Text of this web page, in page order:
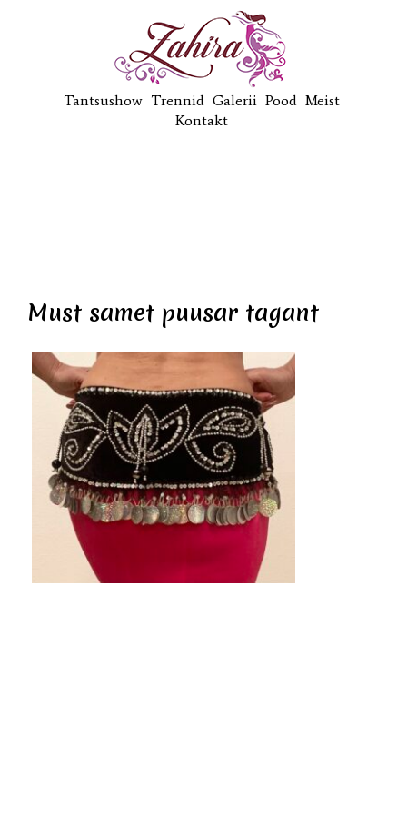
Tantsushow Trennid Galerii Pood Meist
Kontakt
Must samet puusar tagant